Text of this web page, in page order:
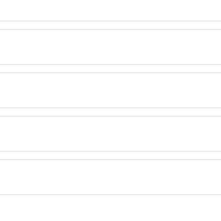
wyciągów roślinnych o wysokiej biodostępności
Complexx:
dnia - 4 tabletki:
liście rozmarynu i wyciąg z liści rozmarynu (
mentol; stabilizator:
glazurująca: celuloza mikrokrystaliczna; olejek mięty
barwnik: kompleksy miedziowe chlorofilin.
2 tabletki: 3 tabletki: 4 tabletki:
18 mg 27 mg 36 mg